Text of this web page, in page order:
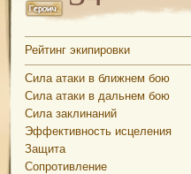
Рейтинг экипировки
Сила атаки в ближнем бою
Сила атаки в дальнем бою
Сила заклинаний
Эффективность исцеления
Защита
Сопротивление